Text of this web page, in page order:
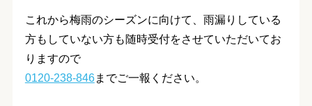
これから梅雨のシーズンに向けて、雨漏りしている
方もしていない方も随時受付をさせていただいてお
りますので
0120-238-846までご一報ください。